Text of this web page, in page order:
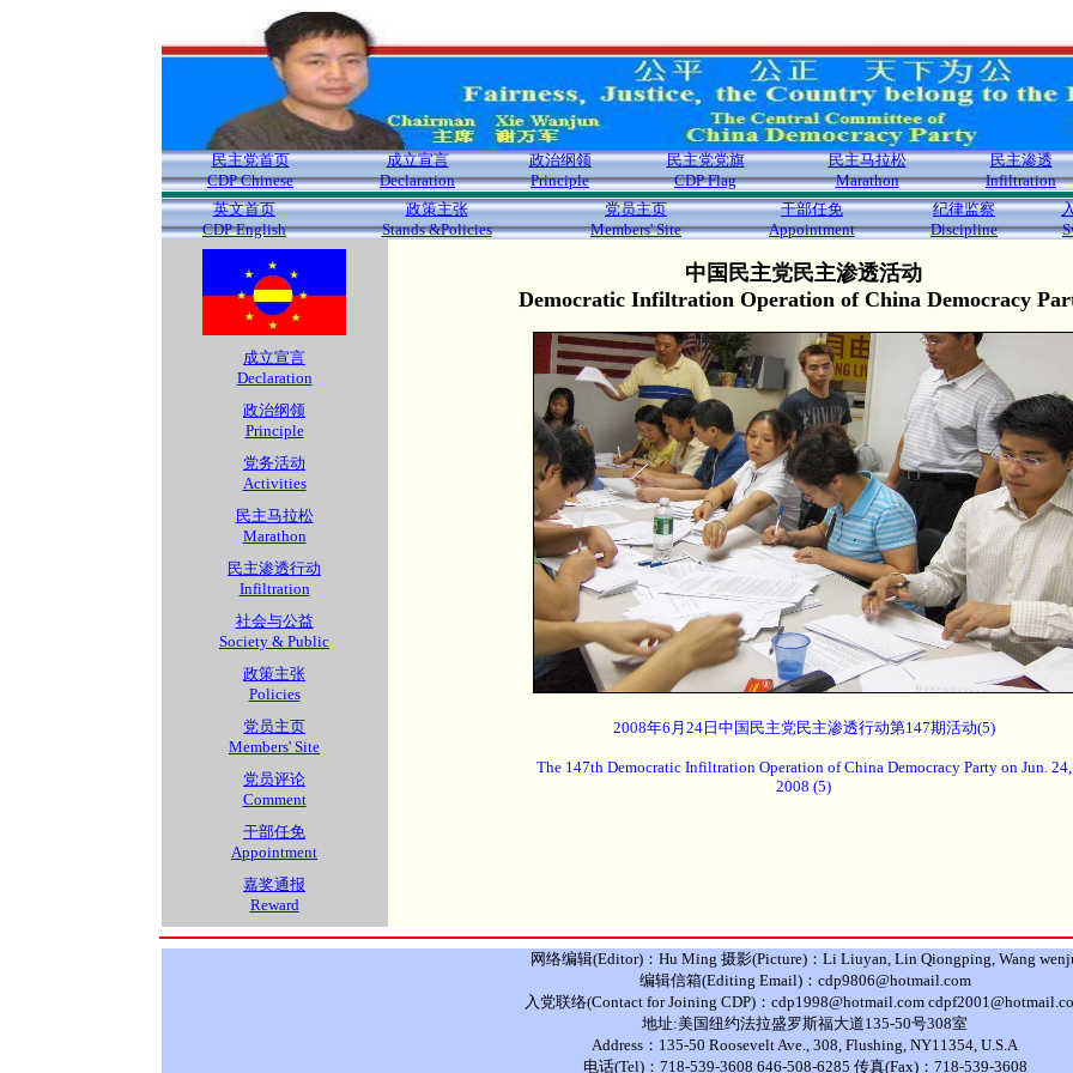
民主党首页
CDP Chinese
成立宣言
Declaration
政治纲领
Principle
民主党党旗
CDP Flag
民主马拉松
Marathon
民主渗透
Infiltration
英文首页
CDP English
政策主张
Stands &Policies
党员主页
Members' Site
干部任免
Appointment
纪律监察
Discipline
成立宣言
Declaration
政治纲领
Principle
党务活动
Activities
民主马拉松
Marathon
民主渗透行动
Infiltration
社会与公益
Society & Public
政策主张
Policies
党员主页
Members' Site
党员评论
Comment
干部任免
Appointment
嘉奖通报
Reward
中国民主党民主渗透活动
Democratic Infiltration Operation of China Democracy
2008年6月24日中国民主党民主渗透行动第147期活动(5)
The 147th Democratic Infiltration Operation of China Democracy Party on Jun. 24,
2008 (5)
网络编辑(Editor)：Hu Ming 摄影(Picture)：Li Liuyan, Lin Qiongping, Wang
编辑信箱(Editing Email)：cdp9806@hotmail.com
入党联络(Contact for Joining CDP)：cdp1998@hotmail.com
地址:美国纽约法拉盛罗斯福大道135-50号308室
Address：135-50 Roosevelt Ave., 308, Flushing, NY11354, U.S.A
电话(Tel)：718-539-3608 646-508-6285 传真(Fax)：718-539-3608